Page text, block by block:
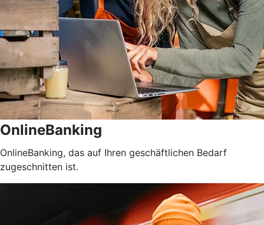
OnlineBanking
OnlineBanking, das auf Ihren geschäftlichen Bedarf
zugeschnitten ist.